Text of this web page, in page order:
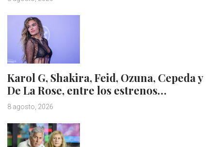
Karol G, Shakira, Feid, Ozuna, Cepeda y
De La Rose, entre los estrenos…
8 agosto, 2026